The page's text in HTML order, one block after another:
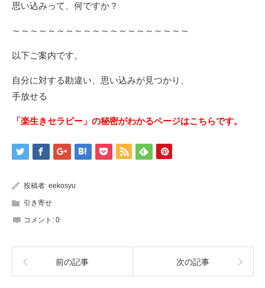
思い込みって、何ですか？
～～～～～～～～～～～～～～～～～～～～
以下ご案内です。
自分に対する勘違い、思い込みが見つかり、
手放せる
「楽生きセラピー」の秘密がわかるページはこちらです。
投稿者: eekosyu
引き寄せ
コメント: 0
前の記事 次の記事